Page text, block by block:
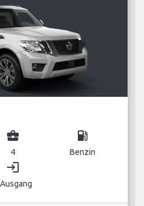
business_center
4
local_gas_station
Benzin
login